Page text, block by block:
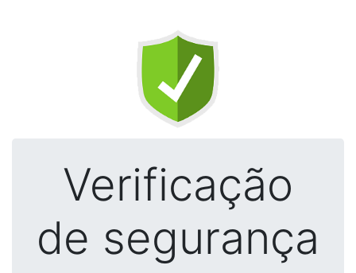
Verificação
de segurança